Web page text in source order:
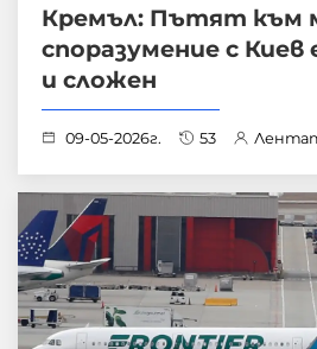
Кремъл: Пътят към
споразумение с Киев
и сложен
09-05-2026г. 53